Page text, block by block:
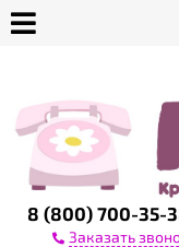
магазине
Доставка
8 (800) 700-35-
Заказать